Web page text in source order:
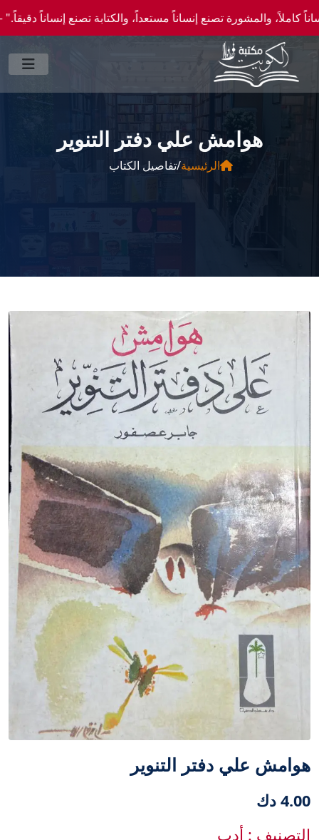
تصنع إنساناً مستعداً، والكتابة تصنع إنساناً دقيقاً." —احصل علي عروض
هوامش علي دفتر التنوير
الرئيسية/تفاصيل الكتاب
هوامش علي دفتر التنوير
4.00 دك
التصنيف : أدب